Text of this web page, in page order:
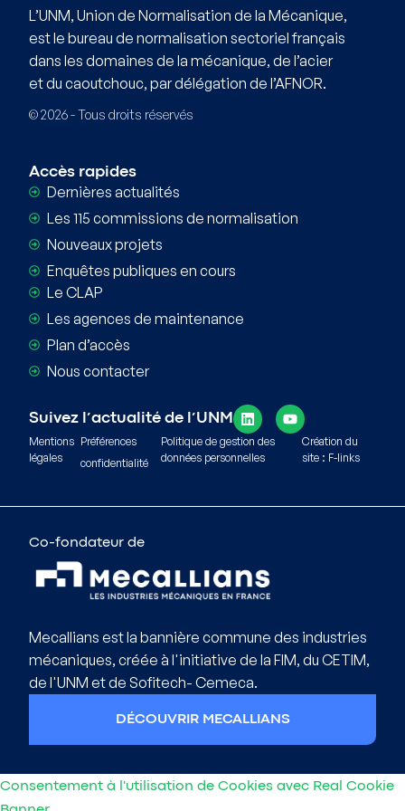
L’UNM, Union de Normalisation de la Mécanique,
est le bureau de normalisation sectoriel français
dans les domaines de la mécanique, de l’acier
et du caoutchouc, par délégation de l’AFNOR.
© 2026 - Tous droits réservés
Accès rapides
Dernières actualités
Les 115 commissions de normalisation
Nouveaux projets
Enquêtes publiques en cours
Le CLAP
Les agences de maintenance
Plan d’accès
Nous contacter
Suivez l’actualité de l’UNM
Mentions
légales
Préférences
confidentialité
Politique de gestion des
données personnelles
Création du
site : F-links
Co-fondateur de
Mecallians est la bannière commune des industries
mécaniques, créée à l'initiative de la FIM, du CETIM,
de l'UNM et de Sofitech- Cemeca.
DÉCOUVRIR MECALLIANS
Consentement à l'utilisation de Cookies avec Real Cookie